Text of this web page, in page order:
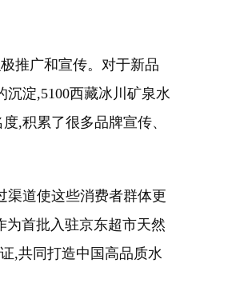
推广和宣传。对于新品
淀,5100西藏冰川矿泉水
,积累了很多品牌宣传、
渠道使这些消费者群体更
为首批入驻京东超市天然
,共同打造中国高品质水